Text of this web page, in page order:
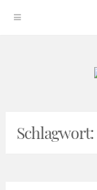
Schlagwort: